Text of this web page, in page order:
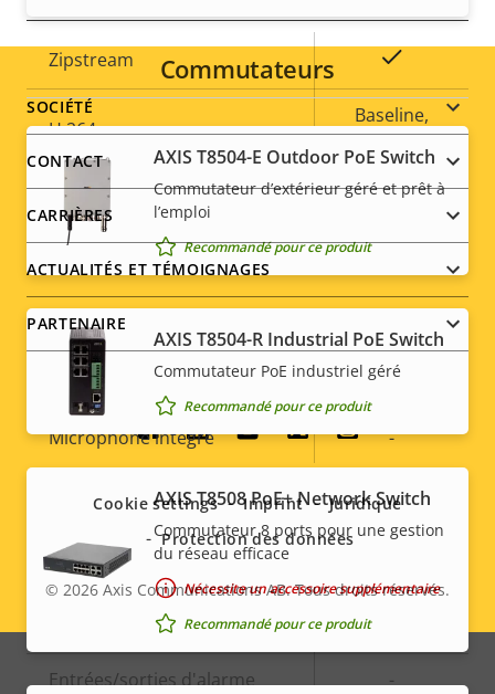
Description
de la
propriété
Valeur de
la
Zipstream
H.264
Baseline,
High, Main
H.265 –
AV1 –
Audio
Description
de la
propriété
la
propriété
Prise en charge audio
Microphone intégré -
Intégration de systèmes
Description
propriété
Détection audio
Anti-sabotage actif
Entrées/sorties d'alarme -
Commutateurs
AXIS T8504-E Outdoor PoE Switch
Commutateur d’extérieur géré et prêt à
l’emploi
Recommandé pour ce produit
AXIS T8504-R Industrial PoE Switch
Commutateur PoE industriel géré
Recommandé pour ce produit
AXIS T8508 PoE+ Network Switch
Commutateur 8 ports pour une gestion
du réseau efficace
Nécessite un accessoire supplémentaire
Recommandé pour ce produit
Footer
menu
SOCIÉTÉ
CONTACT
CARRIÈRES
ACTUALITÉS ET TÉMOIGNAGES
PARTENAIRE
Social
menu
Legal
menu
© 2026 Axis Communications AB. Tous droits réservés.
Cookie settings Imprint
Juridique
Protection des données